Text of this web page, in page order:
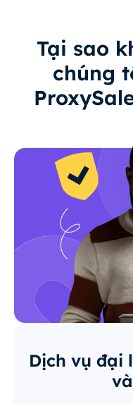
Tại sao
chúng
Dịch vụ đại